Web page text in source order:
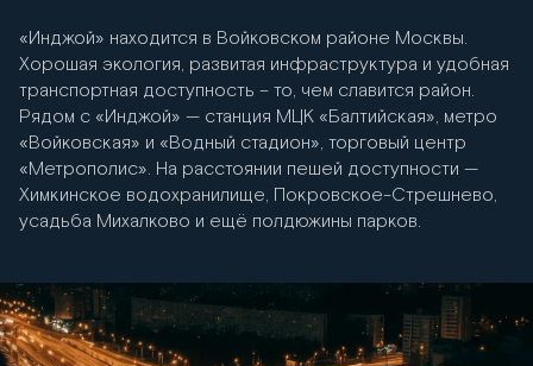
«Инджой» находится в Войковском районе Москвы.
Хорошая экология, развитая инфраструктура и удобная
транспортная доступность – то, чем славится район.
Рядом с «Инджой» — станция МЦК «Балтийская», метро
«Войковская» и «Водный стадион», торговый центр
«Метрополис». На расстоянии пешей доступности —
Химкинское водохранилище, Покровское-Стрешнево,
усадьба Михалково и ещё полдюжины парков.